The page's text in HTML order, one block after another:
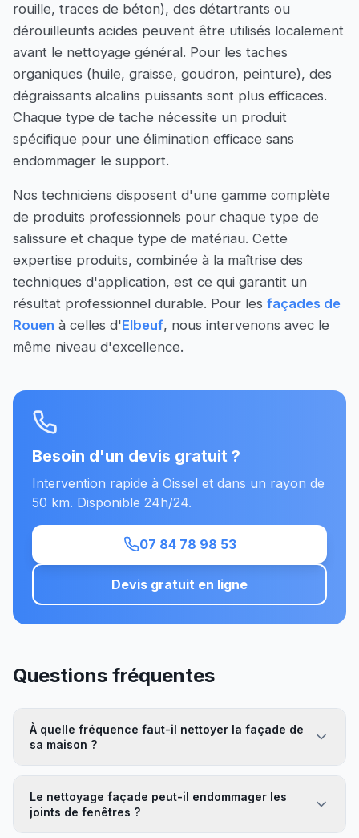
rouille, traces de béton), des détartrants ou
dérouilleunts acides peuvent être utilisés localement
avant le nettoyage général. Pour les taches
organiques (huile, graisse, goudron, peinture), des
dégraissants alcalins puissants sont plus efficaces.
Chaque type de tache nécessite un produit
spécifique pour une élimination efficace sans
endommager le support.
Nos techniciens disposent d'une gamme complète
de produits professionnels pour chaque type de
salissure et chaque type de matériau. Cette
expertise produits, combinée à la maîtrise des
techniques d'application, est ce qui garantit un
résultat professionnel durable. Pour les façades de
Rouen à celles d'Elbeuf, nous intervenons avec le
même niveau d'excellence.
Besoin d'un devis gratuit ?
Intervention rapide à Oissel et dans un rayon de
50 km. Disponible 24h/24.
07 84 78 98 53
Devis gratuit en ligne
Questions fréquentes
À quelle fréquence faut-il nettoyer la façade de
sa maison ?
Le nettoyage façade peut-il endommager les
joints de fenêtres ?